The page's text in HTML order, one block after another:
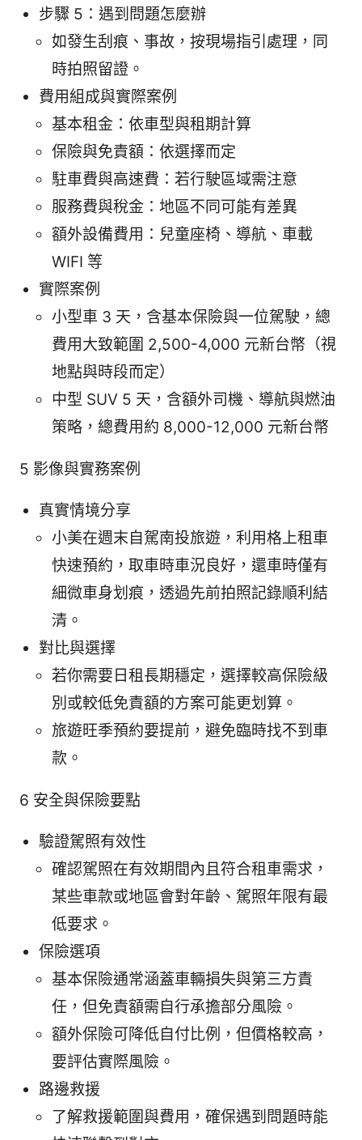
步驟 5：遇到問題怎麼辦
如發生刮痕、事故，按現場指引處理，同
時拍照留證。
費用組成與實際案例
基本租金：依車型與租期計算
保險與免責額：依選擇而定
駐車費與高速費：若行駛區域需注意
服務費與稅金：地區不同可能有差異
額外設備費用：兒童座椅、導航、車載
WIFI 等
實際案例
小型車 3 天，含基本保險與一位駕駛，總
費用大致範圍 2,500-4,000 元新台幣（視
地點與時段而定）
中型 SUV 5 天，含額外司機、導航與燃油
策略，總費用約 8,000-12,000 元新台幣
5 影像與實務案例
真實情境分享
小美在週末自駕南投旅遊，利用格上租車
快速預約，取車時車況良好，還車時僅有
細微車身划痕，透過先前拍照記錄順利結
清。
對比與選擇
若你需要日租長期穩定，選擇較高保險級
別或較低免責額的方案可能更划算。
旅遊旺季預約要提前，避免臨時找不到車
款。
6 安全與保險要點
驗證駕照有效性
確認駕照在有效期間內且符合租車需求，
某些車款或地區會對年齡、駕照年限有最
低要求。
保險選項
基本保險通常涵蓋車輛損失與第三方責
任，但免責額需自行承擔部分風險。
額外保險可降低自付比例，但價格較高，
要評估實際風險。
路邊救援
了解救援範圍與費用，確保遇到問題時能